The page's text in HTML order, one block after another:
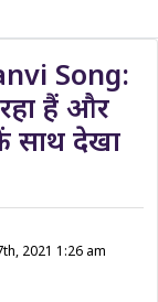
Song:
हैं और
साथ देखा
2021 1:26 am